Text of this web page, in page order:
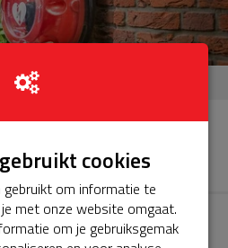
gebruikt cookies
om informatie te
met onze website omgaat.
om je gebruiksgemak